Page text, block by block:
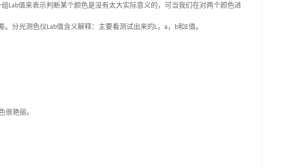
Lab值来表示判断某个颜色是没有太大实际意义的，可当我们在对两个颜色进
。 分光测色仪Lab值含义解释：主要看测试出来的L， a ， b和 E值。
很艳丽。